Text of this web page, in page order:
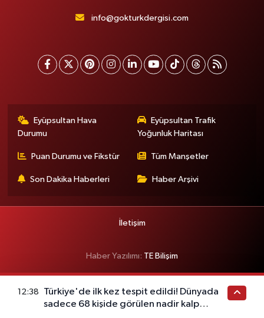
info@gokturkdergisi.com
Eyüpsultan Hava
Durumu
Eyüpsultan Trafik
Yoğunluk Haritası
Puan Durumu ve Fikstür Tüm Manşetler
Son Dakika Haberleri Haber Arşivi
İletişim
Haber Yazılımı: TE Bilişim
12:38
Türkiye'de ilk kez tespit edildi! Dünyada
sadece 68 kişide görülen nadir kalp